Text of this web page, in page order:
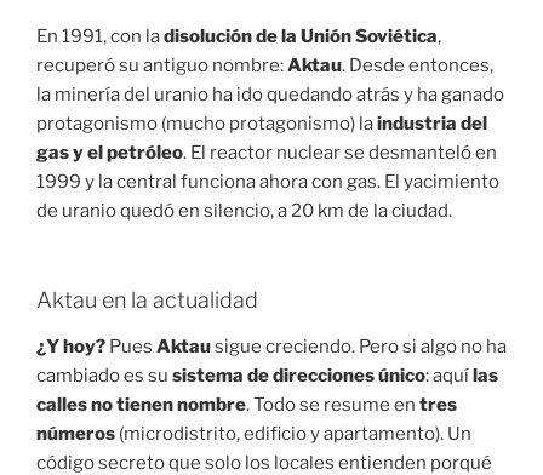
En 1991, con ladisolución de la Unión Soviética,
recuperó su antiguo nombre:Aktau. Desde entonces,
la minería del uranio ha ido quedando atrás y ha ganado
protagonismo (mucho protagonismo) laindustria del
gas y el petróleo. El reactor nuclear se desmanteló en
1999 y la central funciona ahora con gas. El yacimiento
de uranio quedó en silencio, a 20 km de la ciudad.
Aktau en la actualidad
¿Y hoy? Pues Aktausigue creciendo. Pero si algo no ha
cambiado es su sistema de direcciones único: aquílas
calles no tienen nombre. Todo se resume en tres
números (microdistrito, edificio y apartamento). Un
código secreto que solo los locales entienden porqué